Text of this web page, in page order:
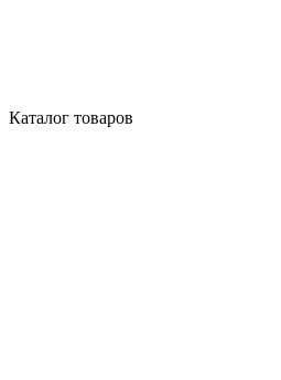
Каталог товаров